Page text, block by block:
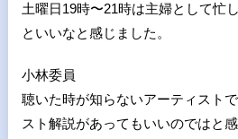
土曜日19時〜21時は主婦として忙
といいなと感じました。
小林委員
聴いた時が知らないアーティスト
スト解説があってもいいのではと